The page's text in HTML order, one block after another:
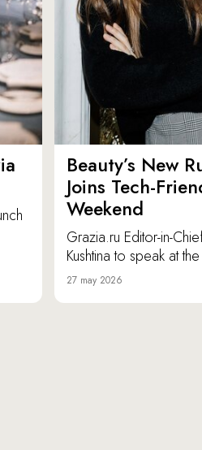
Beauty’s New
Joins Tech-
Weekend
Grazia.ru Editor-in-
Kushtina to speak at
27 may 2026